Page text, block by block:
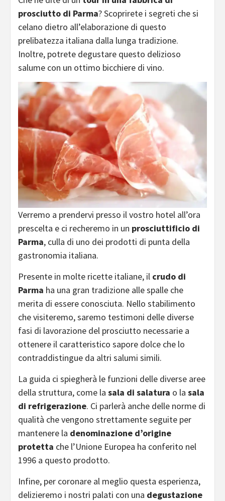
prosciutto di Parma? Scoprirete i segreti che si
celano dietro all’elaborazione di questo
prelibatezza italiana dalla lunga tradizione.
Inoltre, potrete degustare questo delizioso
salume con un ottimo bicchiere di vino.
Verremo a prendervi presso il vostro hotel all’ora
prescelta e ci recheremo in un prosciuttificio di
Parma, culla di uno dei prodotti di punta della
gastronomia italiana.
Presente in molte ricette italiane, il crudo di
Parma ha una gran tradizione alle spalle che
merita di essere conosciuta. Nello stabilimento
che visiteremo, saremo testimoni delle diverse
fasi di lavorazione del prosciutto necessarie a
ottenere il caratteristico sapore dolce che lo
contraddistingue da altri salumi simili.
La guida ci spiegherà le funzioni delle diverse aree
della struttura, come la sala di salatura o la sala
di refrigerazione. Ci parlerà anche delle norme di
qualità che vengono strettamente seguite per
mantenere la denominazione d’origine
protetta che l’Unione Europea ha conferito nel
1996 a questo prodotto.
Infine, per coronare al meglio questa esperienza,
delizieremo i nostri palati con una degustazione